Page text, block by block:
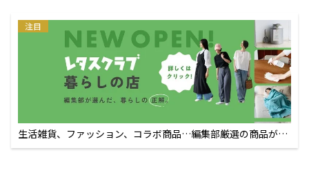
注目
生活雑貨、ファッション、コラボ商品…編集部厳選の商品が買
えるECサイト